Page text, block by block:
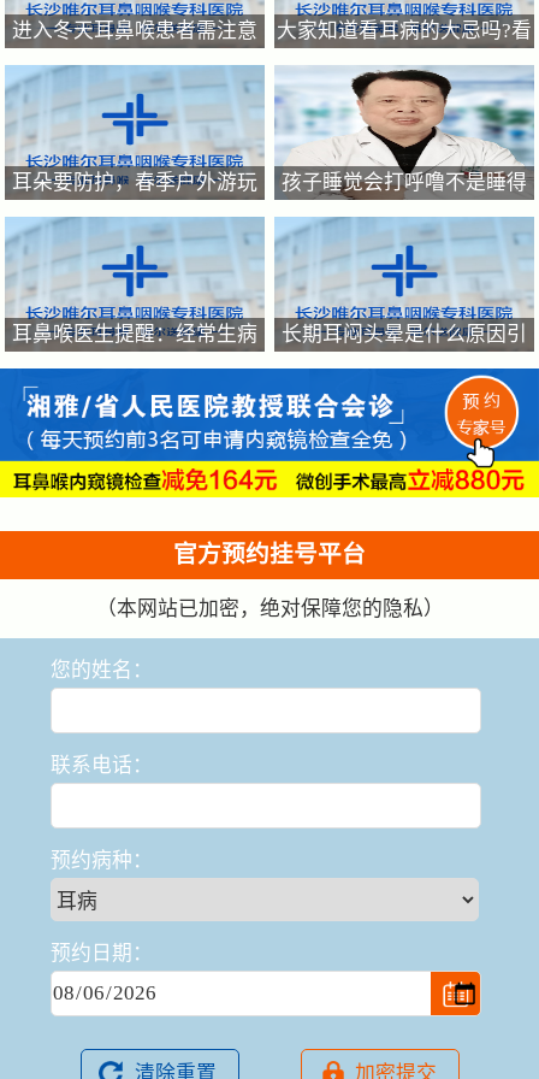
进入冬天耳鼻喉患者需注意
如何呵护好你的耳鼻喉?
大家知道看耳病的大忌吗?看
耳病，关键在“早”耳病不能
拖
耳朵要防护，春季户外游玩
提防耳朵进异物，耳朵进异
物的正确处理方法
孩子睡觉会打呼噜不是睡得
香，家有呼噜娃要重视起来
耳鼻喉医生提醒：经常生病
反复咳嗽的的孩子原因是什
么?
长期耳闷头晕是什么原因引
起的？
官方预约挂号平台
（本网站已加密，绝对保障您的隐私）
您的姓名：
联系电话：
预约病种：
预约日期：
清除重置 加密提交